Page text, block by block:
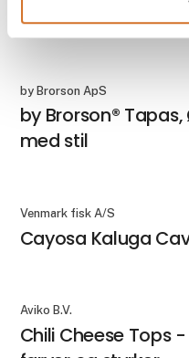
Japanske Køkken
by Brorson ApS
by Brorson®
med stil
Venmark fisk A/S
Cayosa Kaluga
Aviko B.V.
Chili Cheese Tops